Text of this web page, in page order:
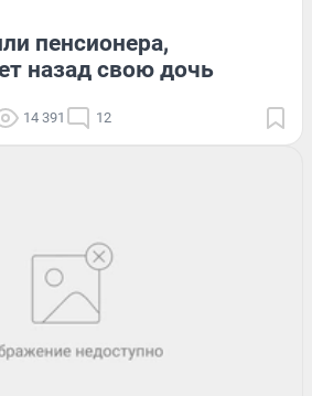
пенсионера,
назад свою дочь
14 391 12